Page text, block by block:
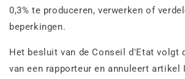
0,3% te produceren, verwerken of
beperkingen.
Het besluit van de Conseil d'Etat volgt
van een rapporteur en annuleert artikel